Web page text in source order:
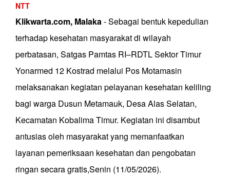
NTT
Klikwarta.com, Malaka- Sebagai bentuk kepedulian
terhadap kesehatan masyarakat di wilayah
perbatasan, Satgas Pamtas RI–RDTL Sektor Timur
Yonarmed 12 Kostrad melalui Pos Motamasin
melaksanakan kegiatan pelayanan kesehatan keliling
bagi warga Dusun Metamauk, Desa Alas Selatan,
Kecamatan Kobalima Timur. Kegiatan ini disambut
antusias oleh masyarakat yang memanfaatkan
layanan pemeriksaan kesehatan dan pengobatan
ringan secara gratis,Senin (11/05/2026).